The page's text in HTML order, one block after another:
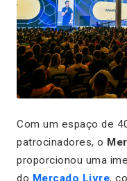
Com um espaço de
patrocinadores, o
proporcionou uma
do Mercado Livre,